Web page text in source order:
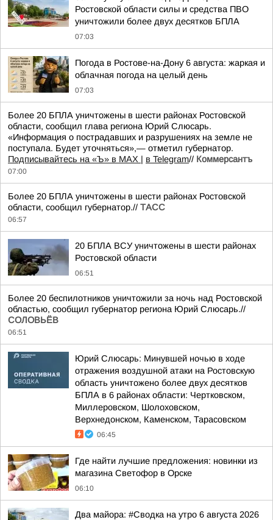
Ростовской области силы и средства ПВО
уничтожили более двух десятков БПЛА
07:03
Погода в Ростове-на-Дону 6 августа: жаркая и
облачная погода на целый день
07:03
Более 20 БПЛА уничтожены в шести районах Ростовской
области, сообщил глава региона Юрий Слюсарь.
«Информация о пострадавших и разрушениях на земле не
поступала. Будет уточняться»,— отметил губернатор.
Подписывайтесь на «Ъ» в MAX | в Telegram// Коммерсантъ
07:00
Более 20 БПЛА уничтожены в шести районах Ростовской
области, сообщил губернатор.// ТАСС
06:57
20 БПЛА ВСУ уничтожены в шести районах
Ростовской области
06:51
Более 20 беспилотников уничтожили за ночь над Ростовской
областью, сообщил губернатор региона Юрий Слюсарь.//
СОЛОВЬЁВ
06:51
Юрий Слюсарь: Минувшей ночью в ходе
отражения воздушной атаки на Ростовскую
область уничтожено более двух десятков
БПЛА в 6 районах области: Чертковском,
Миллеровском, Шолоховском,
Верхнедонском, Каменском, Тарасовском
06:45
Где найти лучшие предложения: новинки из
магазина Светофор в Орске
06:10
Два майора: #Сводка на утро 6 августа 2026